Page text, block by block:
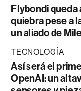
Flybondi queda
quiebra pese a
un aliado de
TECNOLOGÍA
Así será el
OpenAI: un